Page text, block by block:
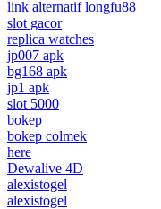
link alternatif longfu88
slot gacor
replica watches
jp007 apk
bg168 apk
jp1 apk
slot 5000
bokep
bokep colmek
here
Dewalive 4D
alexistogel
alexistogel